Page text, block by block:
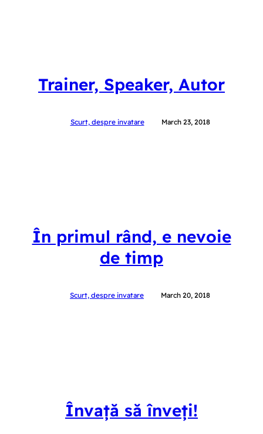
Trainer, Speaker, Autor
Scurt, despre invatare March 23, 2018
În primul rând, e nevoie
de timp
Scurt, despre invatare March 20, 2018
Învață să înveți!